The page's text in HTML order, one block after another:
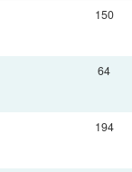
150
64
194